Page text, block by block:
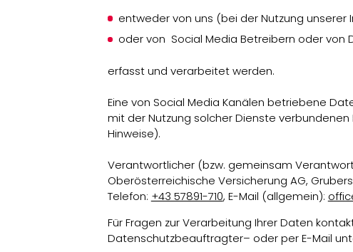
entweder von uns (bei der Nutzung
oder von Social Media Betreibern oder von
erfasst und verarbeitet werden.
Eine von Social Media Kanälen betriebene
mit der Nutzung solcher Dienste
Hinweise).
Verantwortlicher (bzw. gemeinsam
Oberösterreichische Versicherung AG,
Telefon: +43 57891-710, E-Mail (allgemein):
Für Fragen zur Verarbeitung Ihrer Daten
Datenschutzbeauftragter– oder per E-Mail